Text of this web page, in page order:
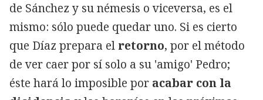
de Sánchez y su némesis o viceversa, es el
mismo: sólo puede quedar uno. Si es cierto
que Díaz prepara el retorno, por el método
de ver caer por sí solo a su 'amigo' Pedro;
éste hará lo imposible por acabar con la